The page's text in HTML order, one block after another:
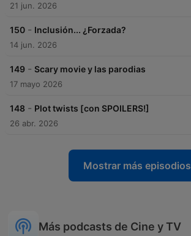
21 jun. 2026
150 - Inclusión... ¿Forzada?
14 jun. 2026
149 - Scary movie y las parodias
17 mayo 2026
148 - Plot twists [con SPOILERS!]
26 abr. 2026
Mostrar más episodios
Más podcasts de Cine y TV